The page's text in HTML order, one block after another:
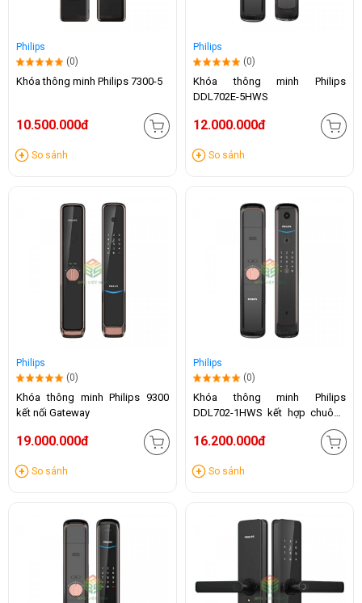
Philips
(0)
Khóa thông minh Philips 7300-5
10.500.000đ
So sánh
Philips
(0)
Khóa thông minh Philips
DDL702E-5HWS
12.000.000đ
So sánh
Philips
(0)
Khóa thông minh Philips 9300
kết nối Gateway
19.000.000đ
So sánh
Philips
(0)
Khóa thông minh Philips
DDL702-1HWS kết hợp chuông
16.200.000đ
So sánh